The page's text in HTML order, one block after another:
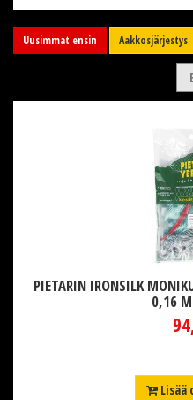
Uusimmat ensin Aakkosjärjestys
PIETARIN IRONSILK
0,16
Lisää